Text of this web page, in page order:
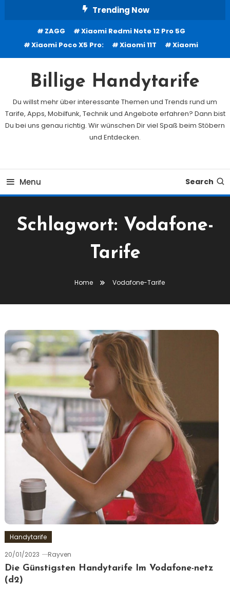
Trending Now
ZAGG
Xiaomi Redmi Note 12 Pro 5G
Xiaomi Poco X5 Pro:
Xiaomi 11T Xiaomi
Billige Handytarife
Du willst mehr über interessante Themen und Trends rund um
Tarife, Apps, Mobilfunk, Technik und Angebote erfahren? Dann bist
Du bei uns genau richtig. Wir wünschen Dir viel Spaß beim Stöbern
und Entdecken.
Menu Search
Schlagwort: Vodafone-
Tarife
Home Vodafone-Tarife
Handytarife
20/01/2023
Rayven
Die Günstigsten Handytarife Im Vodafone-netz
(d2)